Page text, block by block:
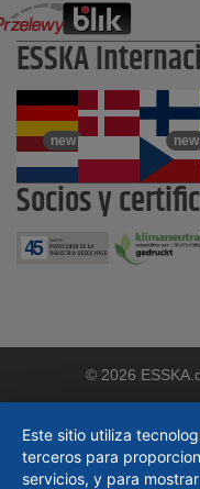
ESSKA
new new
Socios y
© 2026
Este sitio utiliza
terceros para
servicios, y para